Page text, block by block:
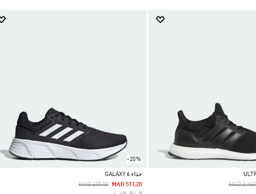
Price
MAD
-20%
حذاء GALAXY 6
Price Reduced From
MAD 639.00ToMAD 511.20